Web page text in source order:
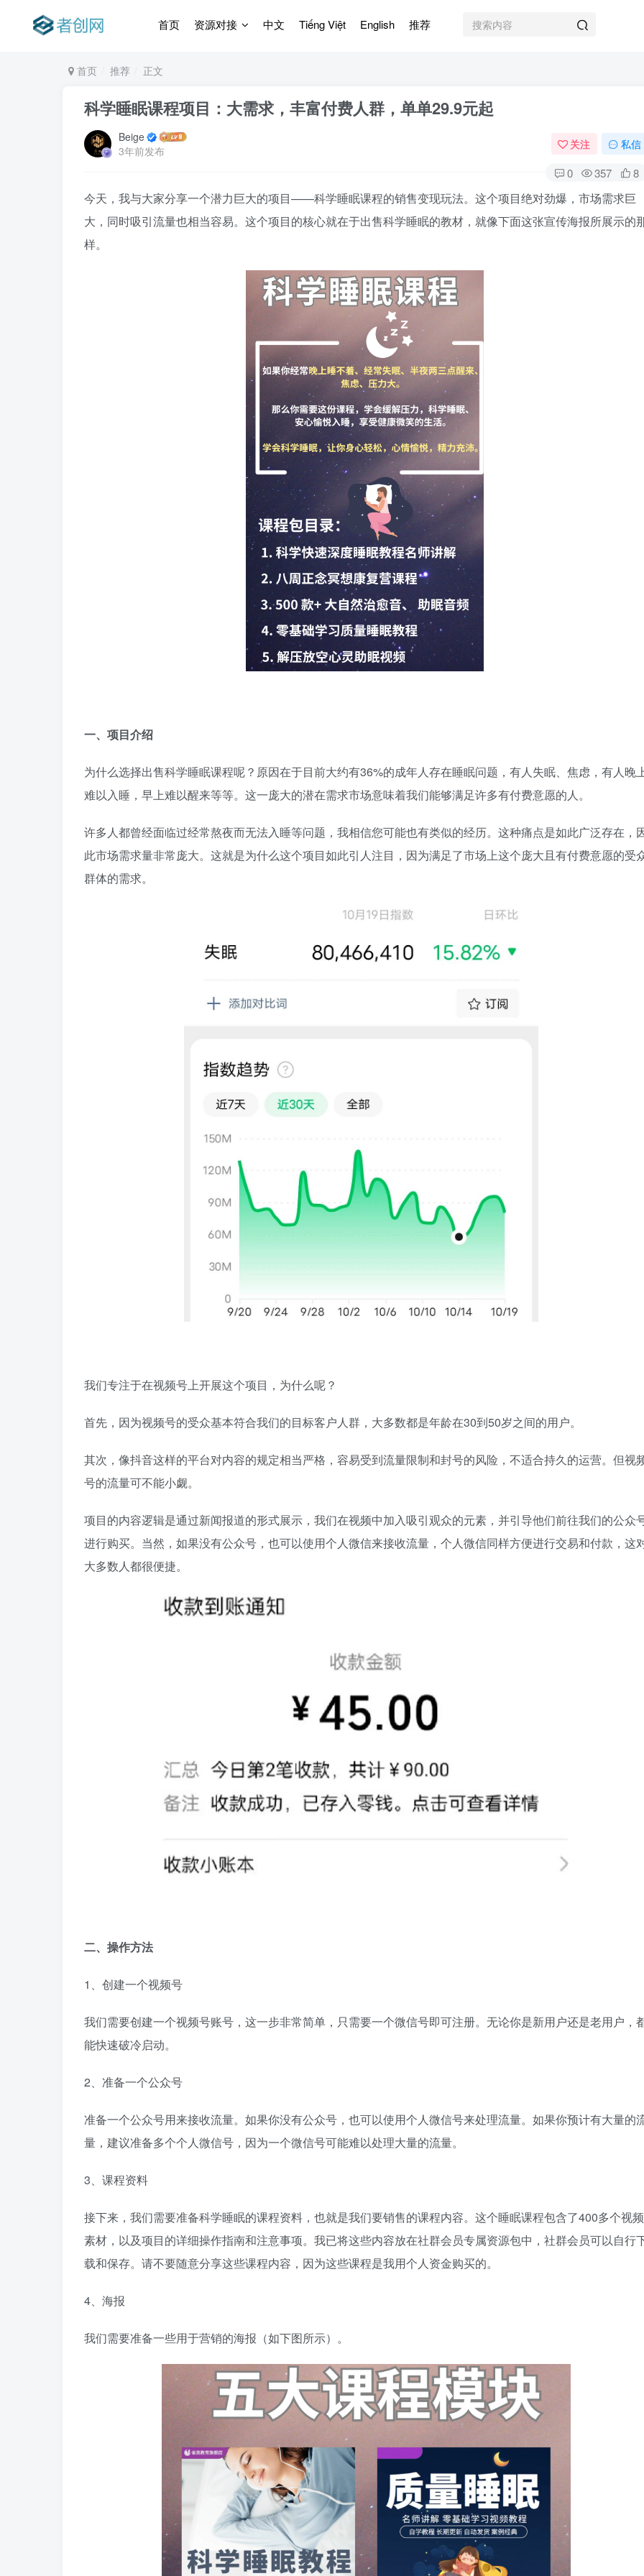
首页 资源对接 中文 Tiếng Việt English 推荐
首页 推荐 正文
科学睡眠课程项目：大需求，丰富付费人群，单单29.9元起
Beige
3年前发布
关注 私信
0 357 8
今天，我与大家分享一个潜力巨大的项目——科学睡眠课程的销售变现玩法。这个项目绝对劲爆，市场需求巨
大，同时吸引流量也相当容易。这个项目的核心就在于出售科学睡眠的教材，就像下面这张宣传海报所展示的
样。
一、项目介绍
为什么选择出售科学睡眠课程呢？原因在于目前大约有36%的成年人存在睡眠问题，有人失眠、焦虑，有人晚
难以入睡，早上难以醒来等等。这一庞大的潜在需求市场意味着我们能够满足许多有付费意愿的人。
许多人都曾经面临过经常熬夜而无法入睡等问题，我相信您可能也有类似的经历。这种痛点是如此广泛存在，
此市场需求量非常庞大。这就是为什么这个项目如此引人注目，因为满足了市场上这个庞大且有付费意愿的受
群体的需求。
我们专注于在视频号上开展这个项目，为什么呢？
首先，因为视频号的受众基本符合我们的目标客户人群，大多数都是年龄在30到50岁之间的用户。
其次，像抖音这样的平台对内容的规定相当严格，容易受到流量限制和封号的风险，不适合持久的运营。但视
号的流量可不能小觑。
项目的内容逻辑是通过新闻报道的形式展示，我们在视频中加入吸引观众的元素，并引导他们前往我们的公众
进行购买。当然，如果没有公众号，也可以使用个人微信来接收流量，个人微信同样方便进行交易和付款，这
大多数人都很便捷。
二、操作方法
1、创建一个视频号
我们需要创建一个视频号账号，这一步非常简单，只需要一个微信号即可注册。无论你是新用户还是老用户，
能快速破冷启动。
2、准备一个公众号
准备一个公众号用来接收流量。如果你没有公众号，也可以使用个人微信号来处理流量。如果你预计有大量的
量，建议准备多个个人微信号，因为一个微信号可能难以处理大量的流量。
3、课程资料
接下来，我们需要准备科学睡眠的课程资料，也就是我们要销售的课程内容。这个睡眠课程包含了400多个视频
素材，以及项目的详细操作指南和注意事项。我已将这些内容放在社群会员专属资源包中，社群会员可以自行
载和保存。请不要随意分享这些课程内容，因为这些课程是我用个人资金购买的。
4、海报
我们需要准备一些用于营销的海报（如下图所示）。